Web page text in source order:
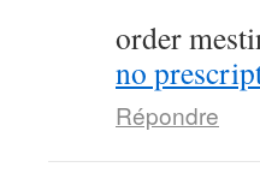
order
no
Répondre